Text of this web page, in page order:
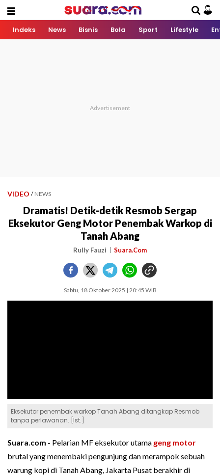
Indeks News Bisnis Bola Sport Lifestyle
VIDEO / NEWS
Dramatis! Detik-detik Resmob Sergap
Eksekutor Geng Motor Penembak Warkop di
Tanah Abang
Rully Fauzi Suara.Com
Sabtu, 18 Oktober 2025 | 20:45 WIB
Eksekutor penembak warkop Tanah Abang ditangkap Resmob
tanpa perlawanan. [Ist.]
Suara.com - Pelarian MF eksekutor utama geng motor
brutal yang menembaki pengunjung dan merampok sebuah
warung kopi di Tanah Abang, Jakarta Pusat berakhir di